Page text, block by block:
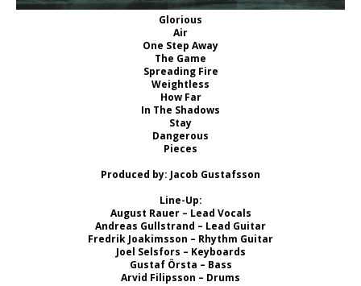
Glorious
Air
One Step Away
The Game
Spreading Fire
Weightless
How Far
In The Shadows
Stay
Dangerous
Pieces
Produced by: Jacob Gustafsson
Line-Up:
August Rauer – Lead Vocals
Andreas Gullstrand – Lead Guitar
Fredrik Joakimsson – Rhythm Guitar
Joel Selsfors – Keyboards
Gustaf Örsta – Bass
Arvid Filipsson – Drums